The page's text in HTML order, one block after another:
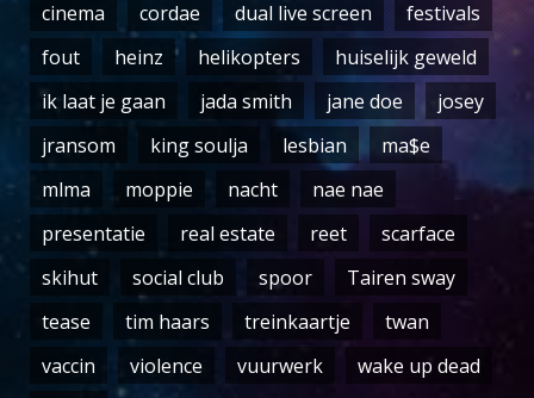
cinema
cordae dual live screen
festivals
fout
heinz helikopters
huiselijk geweld
ik laat je gaan
jada smith jane doe
josey
jransom
king soulja lesbian
ma$e
mlma
moppie nacht
nae nae
presentatie
real estate reet
scarface
skihut
social club spoor
Tairen sway
tease
tim haars treinkaartje
twan
vaccin
violence vuurwerk
wake up dead